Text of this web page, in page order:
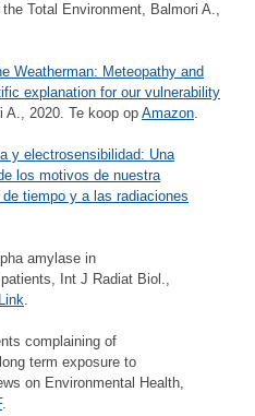
Total Environment, Balmori A.,
Weatherman: Meteopathy and
explanation for our vulnerability
A., 2020. Te koop op Amazon.
y electrosensibilidad: Una
los motivos de nuestra
tiempo y a las radiaciones
amylase in
Int J Radiat Biol.,
Link.
complaining of
term exposure to
on Environmental Health,
.